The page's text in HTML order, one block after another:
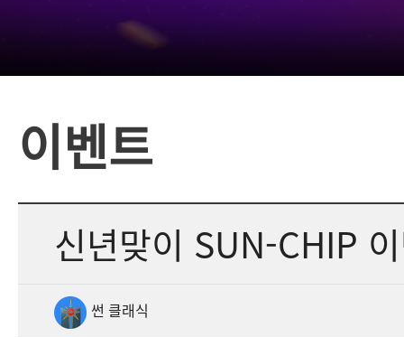
이벤트
신년맞이 SUN-CHIP
썬 클래식